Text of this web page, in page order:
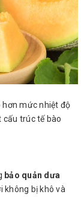
hơn mức nhiệt độ
cấu trúc tế bào
bảo quản dưa
không bị khô và